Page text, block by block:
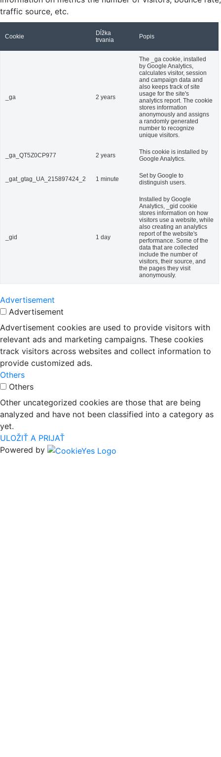
traffic source, etc.
Cookie
Dĺžka
trvania
Popis
_ga 2 years
The _ga cookie, installed
by Google Analytics,
calculates visitor, session
and campaign data and
also keeps track of site
usage for the site's
analytics report. The cookie
stores information
anonymously and assigns
a randomly generated
number to recognize
unique visitors.
_ga_QT5Z0CP977 2 years
This cookie is installed by
Google Analytics.
_gat_gtag_UA_215897424_2 1 minute
Set by Google to
distinguish users.
_gid 1 day
Installed by Google
Analytics, _gid cookie
stores information on how
visitors use a website, while
also creating an analytics
report of the website's
performance. Some of the
data that are collected
include the number of
visitors, their source, and
the pages they visit
anonymously.
Advertisement
Advertisement
Advertisement cookies are used to provide visitors with
relevant ads and marketing campaigns. These cookies
track visitors across websites and collect information to
provide customized ads.
Others
Others
Other uncategorized cookies are those that are being
analyzed and have not been classified into a category as
yet.
ULOŽIŤ A PRIJAŤ
Powered by